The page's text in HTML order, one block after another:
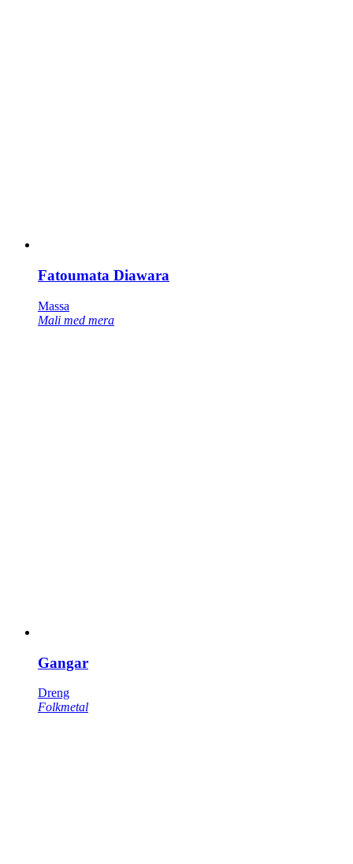
Fatoumata Diawara
Massa
Mali med mera
Gangar
Dreng
Folkmetal